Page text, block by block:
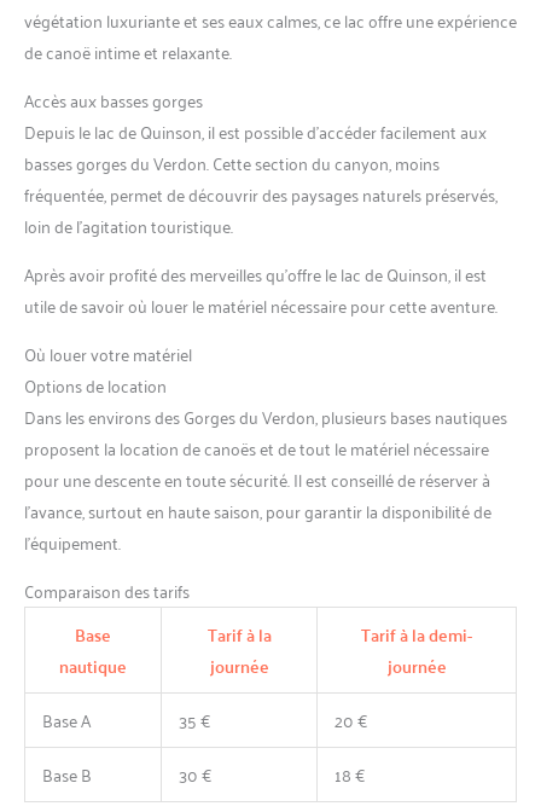
végétation luxuriante et ses eaux calmes, ce lac offre une expérience
de canoë intime et relaxante.
Accès aux basses gorges
Depuis le lac de Quinson, il est possible d’accéder facilement aux
basses gorges du Verdon. Cette section du canyon, moins
fréquentée, permet de découvrir des paysages naturels préservés,
loin de l’agitation touristique.
Après avoir profité des merveilles qu’offre le lac de Quinson, il est
utile de savoir où louer le matériel nécessaire pour cette aventure.
Où louer votre matériel
Options de location
Dans les environs des Gorges du Verdon, plusieurs bases nautiques
proposent la location de canoës et de tout le matériel nécessaire
pour une descente en toute sécurité. Il est conseillé de réserver à
l’avance, surtout en haute saison, pour garantir la disponibilité de
l’équipement.
Comparaison des tarifs
Base
nautique
Tarif à la
journée
Tarif à la demi-
journée
Base A 35 €
20 €
Base B
30 € 18 €